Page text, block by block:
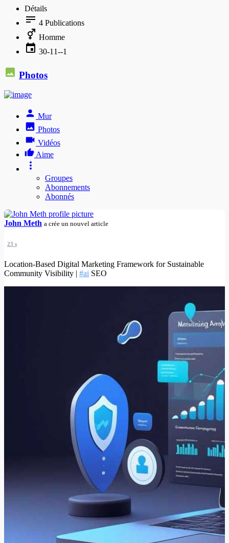
Détails
4 Publications
Homme
30-11--1
Photos
Mur
Photos
Vidéos
Aime
Groupes
Abonnements
Abonnés
John Meth a crée un nouvel article
23 s
Location-Based Digital Marketing Framework for Sustainable
Community Visibility | #ai SEO